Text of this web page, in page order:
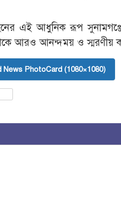
এই আধুনিক রূপ
আরও আনন্দময় ও স্মরণীয়
News PhotoCard (1080×1080)